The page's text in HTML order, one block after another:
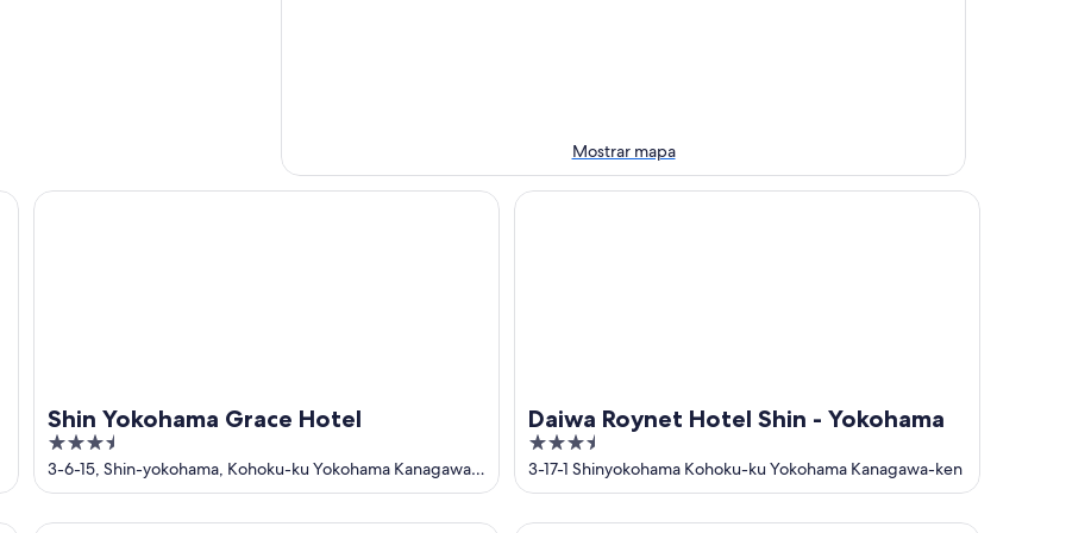
Mostrar mapa
Shin Yokohama Grace Hotel
3.5
out
of
5
3-6-15, Shin-yokohama, Kohoku-ku Yokohama Kanagawa-
ken
Shin Yokohama Grace Hotel
Daiwa Roynet Hotel Shin - Yokohama
3.5
out
of
5
3-17-1 Shinyokohama Kohoku-ku Yokohama Kanagawa-ken
Daiwa Roynet Hotel Shin - Yokohama